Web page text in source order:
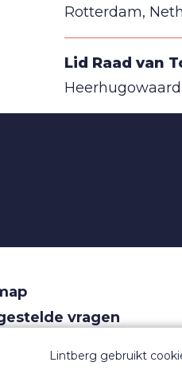
Rotterdam,
Lid Raad van
vragen
Lintberg gebruikt